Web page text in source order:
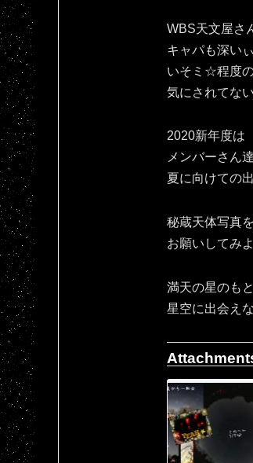
WBS天文屋さ
キャパも深い
いそミ☆程度
気にされてな
2020新年度は
メンバーさん
夏に向けての
秘蔵天体写真
お願いしてみ
満天の星のも
星空に出会え